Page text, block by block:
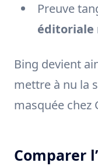
Preuve
éditoriale
Bing devient
mettre à nu la
masquée chez
Comparer